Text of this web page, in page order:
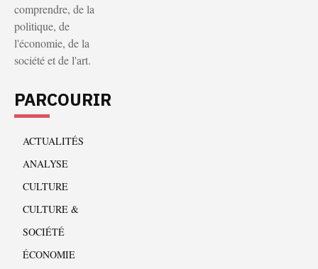
comprendre, de la
politique, de
l'économie, de la
société et de l'art.
PARCOURIR
ACTUALITÉS
ANALYSE
CULTURE
CULTURE &
SOCIÉTÉ
ÉCONOMIE